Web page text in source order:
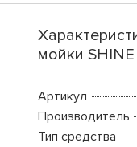
мойки SHINE
Артикул
Производитель
Тип средства